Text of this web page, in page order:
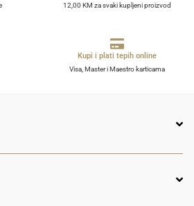
12,00 KM za svaki kupljeni proizvod
Kupi i plati tepih online
Visa, Master i Maestro karticama